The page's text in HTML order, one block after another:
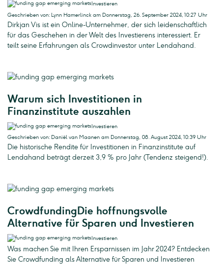
Investieren
Geschrieben von: Lynn Hamerlinck am Donnerstag, 26. September 2024, 10:27 Uhr
Dirkjan Vis ist ein Online-Unternehmer, der sich leidenschaftlich
für das Geschehen in der Welt des Investierens interessiert. Er
teilt seine Erfahrungen als Crowdinvestor unter Lendahand.
Warum sich Investitionen in
Finanzinstitute auszahlen
Investieren
Geschrieben von: Daniël van Maanen am Donnerstag, 08. August 2024, 10:39 Uhr
Die historische Rendite für Investitionen in Finanzinstitute auf
Lendahand beträgt derzeit 3,9 % pro Jahr (Tendenz steigend!).
CrowdfundingDie hoffnungsvolle
Alternative für Sparen und Investieren
Investieren
Was machen Sie mit Ihren Ersparnissen im Jahr 2024? Entdecken
Sie Crowdfunding als Alternative für Sparen und Investieren